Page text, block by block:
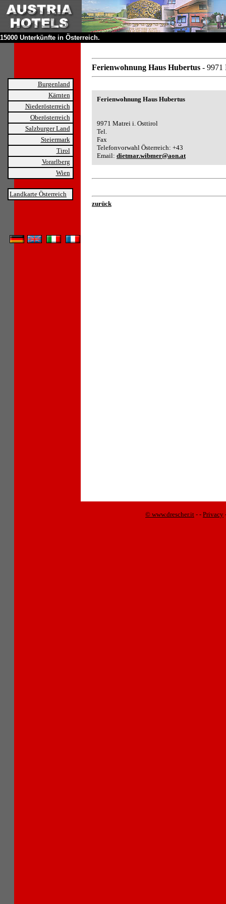
15000 Unterkünfte in Österreich.
Burgenland
Kärnten
Niederösterreich
Oberösterreich
Salzburger Land
Steiermark
Tirol
Vorarlberg
Wien
Landkarte Österreich
Ferienwohnung Haus Hubertus - 9971
Ferienwohnung Haus Hubertus
9971 Matrei i. Osttirol
Tel.
Fax
Telefonvorwahl Österreich: +43
Email: dietmar.wibmer@aon.at
zurück
© www.drescher.it - - Privacy